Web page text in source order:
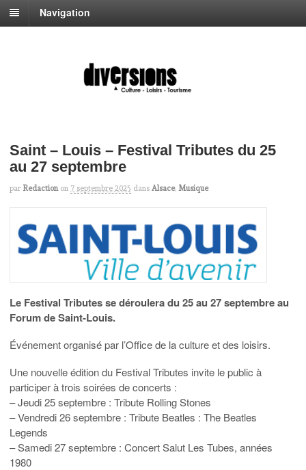
Navigation
Saint – Louis – Festival Tributes du 25
au 27 septembre
par Redaction on 7 septembre 2025 dans Alsace, Musique
Le Festival Tributes se déroulera du 25 au 27 septembre au
Forum de Saint-Louis.
Événement organisé par l’Office de la culture et des loisirs.
Une nouvelle édition du Festival Tributes invite le public à
participer à trois soirées de concerts :
– Jeudi 25 septembre : Tribute Rolling Stones
– Vendredi 26 septembre : Tribute Beatles : The Beatles
Legends
– Samedi 27 septembre : Concert Salut Les Tubes, années
1980